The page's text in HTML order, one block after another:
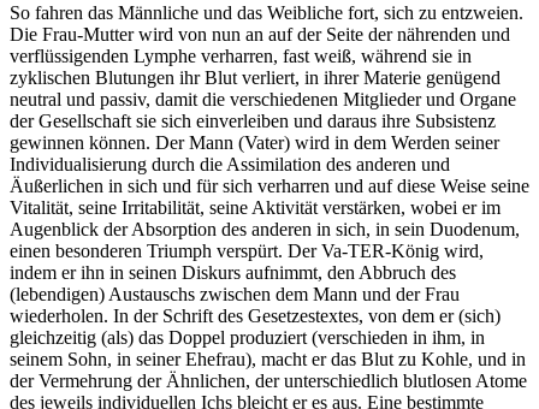
So fahren das Männliche und das Weibliche fort, sich zu entzweien.
Die Frau-Mutter wird von nun an auf der Seite der nährenden und
verflüssigenden Lymphe verharren, fast weiß, während sie in
zyklischen Blutungen ihr Blut verliert, in ihrer Materie genügend
neutral und passiv, damit die verschiedenen Mitglieder und Organe
der Gesellschaft sie sich einverleiben und daraus ihre Subsistenz
gewinnen können. Der Mann (Vater) wird in dem Werden seiner
Individualisierung durch die Assimilation des anderen und
Äußerlichen in sich und für sich verharren und auf diese Weise seine
Vitalität, seine Irritabilität, seine Aktivität verstärken, wobei er im
Augenblick der Absorption des anderen in sich, in sein Duodenum,
einen besonderen Triumph verspürt. Der Va-TER-König wird,
indem er ihn in seinen Diskurs aufnimmt, den Abbruch des
(lebendigen) Austauschs zwischen dem Mann und der Frau
wiederholen. In der Schrift des Gesetzestextes, von dem er (sich)
gleichzeitig (als) das Doppel produziert (verschieden in ihm, in
seinem Sohn, in seiner Ehefrau), macht er das Blut zu Kohle, und in
der Vermehrung der Ähnlichen, der unterschiedlich blutlosen Atome
des jeweils individuellen Ichs bleicht er es aus. Eine bestimmte